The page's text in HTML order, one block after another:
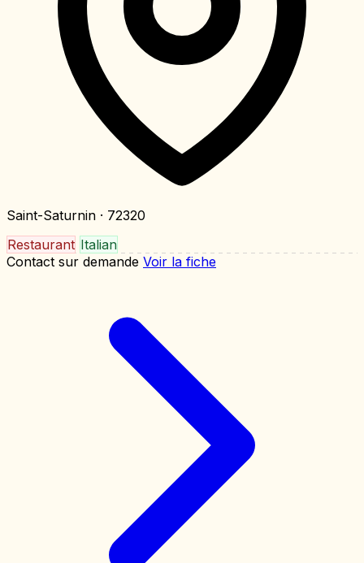
Saint-Saturnin · 72320
Restaurant Italian
Contact sur demande Voir la fiche